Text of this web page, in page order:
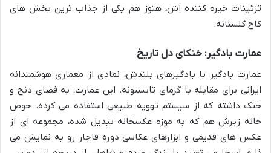
تزئینات خیره کننده اش، هنوز هم یکی از جذاب ترین بخش های
کاخ گلستانه.
عمارت بادگیر: خنکای دل تاریخ
عمارت بادگیر با بادگیرهای بلندش، نمادی از معماری هوشمندانه
ایرانی برای مقابله با گرمای تابستونه. این عمارت، یه فضای دنج و
خنک داشته که از سیستم تهویه طبیعی استفاده می کرده. حوض
خانه زیرش هم که به موزه عکسخانه تبدیل شده، مجموعه ای از
عکس های قدیمی و ابزارهای عکاسی دوره قاجار رو به نمایش می